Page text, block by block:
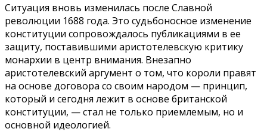
Ситуация вновь изменилась после Славной
революции 1688 года. Это судьбоносное изменение
конституции сопровождалось публикациями в ее
защиту, поставившими аристотелевскую критику
монархии в центр внимания. Внезапно
аристотелевский аргумент о том, что короли правят
на основе договора со своим народом — принцип,
который и сегодня лежит в основе британской
конституции, — стал не только приемлемым, но и
основной идеологией.